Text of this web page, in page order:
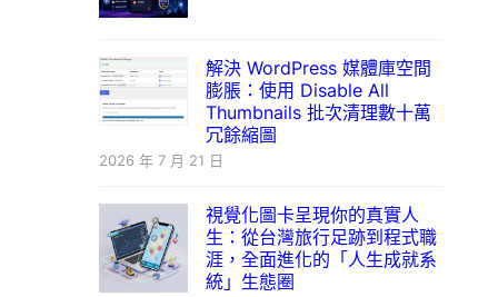
解決 WordPress 媒體庫空間
膨脹：使用 Disable All
Thumbnails 批次清理數十萬
冗餘縮圖
2026 年 7 月 21 日
視覺化圖卡呈現你的真實人
生：從台灣旅行足跡到程式職
涯，全面進化的「人生成就系
統」生態圈